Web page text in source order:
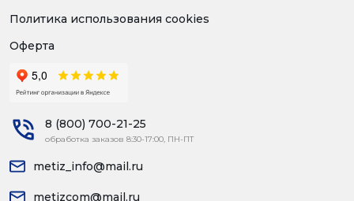
Политика использования cookies
Оферта
8 (800) 700-21-25
обработка заказов 8:30-17:00, ПН-ПТ
metiz_info@mail.ru
metizcom@mail.ru